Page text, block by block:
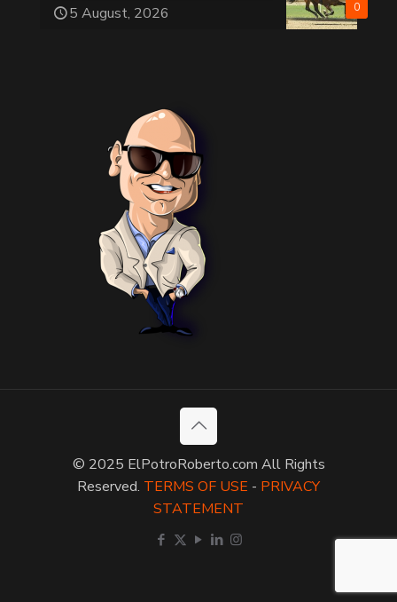
0
5 August, 2026
© 2025 ElPotroRoberto.com All Rights
Reserved. TERMS OF USE - PRIVACY
STATEMENT